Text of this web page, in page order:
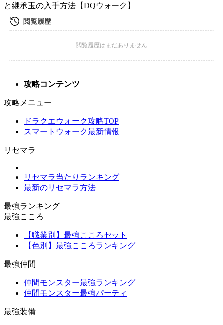
と継承玉の入手方法【DQウォーク】
攻略コンテンツ
攻略メニュー
ドラクエウォーク攻略TOP
スマートウォーク最新情報
リセマラ
リセマラ当たりランキング
最新のリセマラ方法
最強ランキング
最強こころ
【職業別】最強こころセット
【色別】最強こころランキング
最強仲間
仲間モンスター最強ランキング
仲間モンスター最強パーティ
最強装備